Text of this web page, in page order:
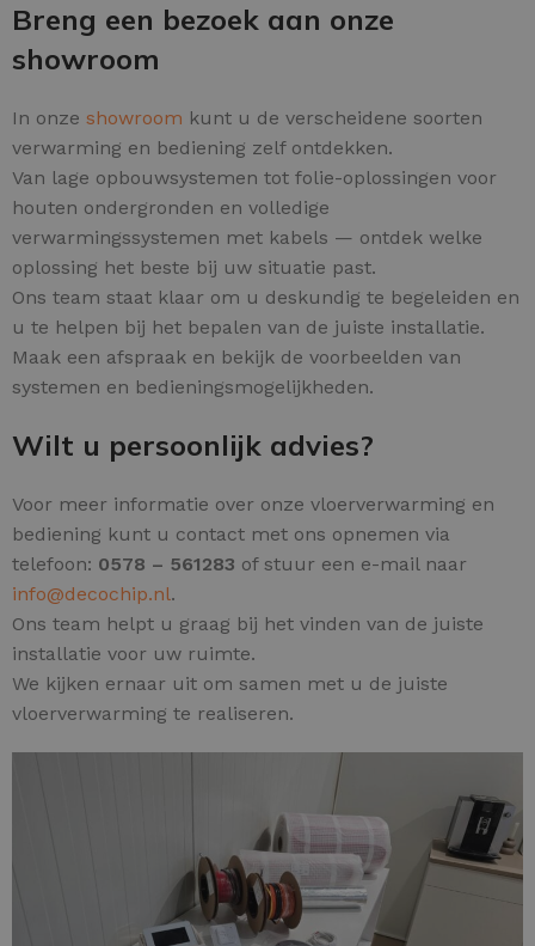
Breng een bezoek aan onze
showroom
In onze showroom kunt u de verscheidene soorten
verwarming en bediening zelf ontdekken.
Van lage opbouwsystemen tot folie-oplossingen voor
houten ondergronden en volledige
verwarmingssystemen met kabels — ontdek welke
oplossing het beste bij uw situatie past.
Ons team staat klaar om u deskundig te begeleiden en
u te helpen bij het bepalen van de juiste installatie.
Maak een afspraak en bekijk de voorbeelden van
systemen en bedieningsmogelijkheden.
Wilt u persoonlijk advies?
Voor meer informatie over onze vloerverwarming en
bediening kunt u contact met ons opnemen via
telefoon: 0578 – 561283 of stuur een e-mail naar
info@decochip.nl.
Ons team helpt u graag bij het vinden van de juiste
installatie voor uw ruimte.
We kijken ernaar uit om samen met u de juiste
vloerverwarming te realiseren.